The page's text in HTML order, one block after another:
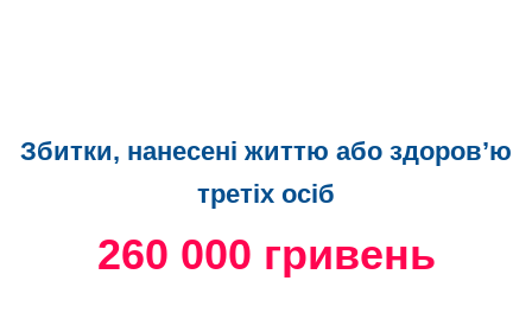
Збитки, нанесені життю або здоров’ю
третіх осіб
260 000 гривень